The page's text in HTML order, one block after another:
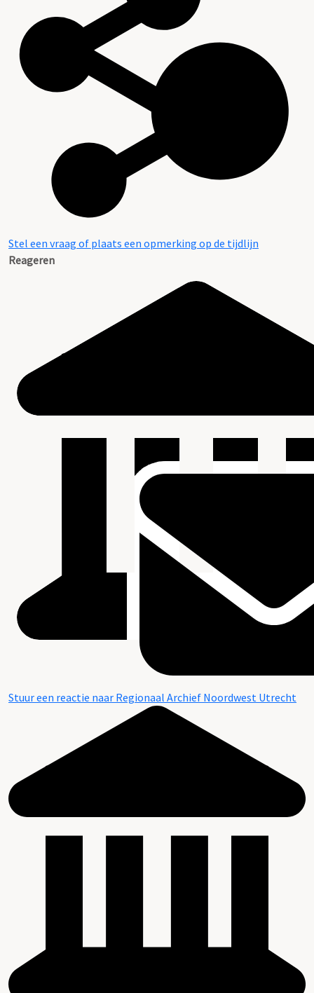
Stel een vraag of plaats een opmerking op de tijdlijn
Reageren
Stuur een reactie naar Regionaal Archief Noordwest Utrecht